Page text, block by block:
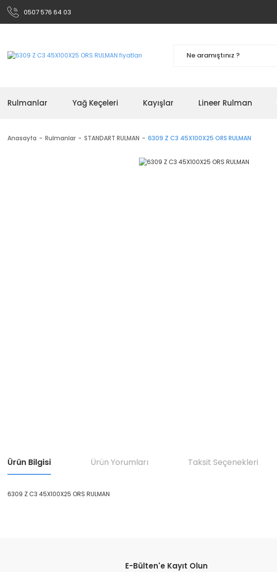
0507 576 64 03
Rulmanlar Yağ Keçeleri Kayışlar Lineer Rulman
Anasayfa Rulmanlar STANDART RULMAN 6309 Z C3 45X100X25 ORS RULMAN
Ürün Bilgisi Ürün Yorumları Taksit Seçenekleri
6309 Z C3 45X100X25 ORS RULMAN
Ürün resmi kalitesiz, bozuk veya görüntülenemiyor.
E-Bülten'e Kayıt Olun